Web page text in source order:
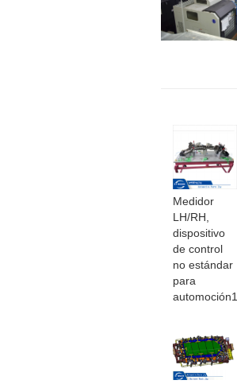
Medidor
LH/RH,
dispositivo
de control
no estándar
para
automoción1